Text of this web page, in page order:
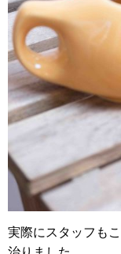
実際にスタッフも